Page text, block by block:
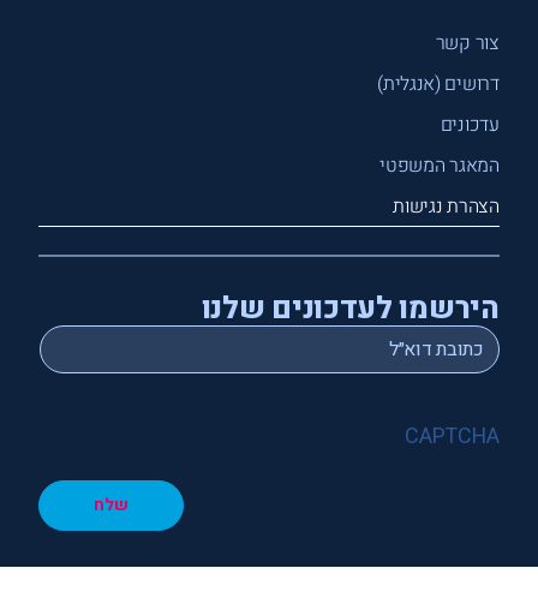
צור קשר
דרושים (אנגלית)
עדכונים
המאגר המשפטי
הצהרת נגישות
הירשמו לעדכונים שלנו
Email
*
CAPTCHA
שלח